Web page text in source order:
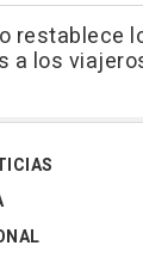
restablece
a los